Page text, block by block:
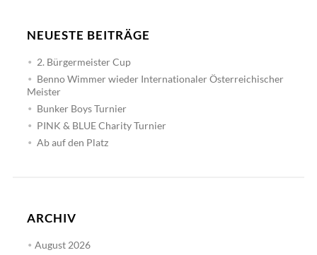
NEUESTE BEITRÄGE
2. Bürgermeister Cup
Benno Wimmer wieder Internationaler Österreichischer
Meister
Bunker Boys Turnier
PINK & BLUE Charity Turnier
Ab auf den Platz
ARCHIV
August 2026